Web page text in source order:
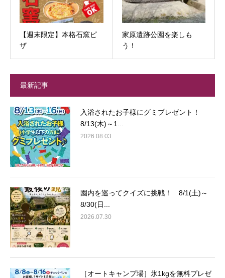
【週末限定】本格石窯ピ
ザ
家原遺跡公園を楽しも
う！
最新記事
入浴されたお子様にグミプレゼント！
8/13(木)～1...
2026.08.03
園内を巡ってクイズに挑戦！ 8/1(土)～
8/30(日...
2026.07.30
［オートキャンプ場］氷1kgを無料プレゼ